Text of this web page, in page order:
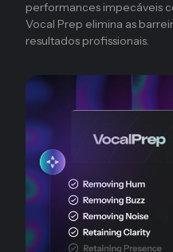
performances impecáveis
Vocal Prep elimina as
resultados profissionais.